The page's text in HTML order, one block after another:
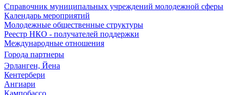
Справочник муниципальных учреждений молодежной сферы
Календарь мероприятий
Молодежные общественные структуры
Реестр НКО - получателей поддержки
Международные отношения
Города партнеры
Эрланген, Йена
Кентербери
Ангиари
Кампобассо